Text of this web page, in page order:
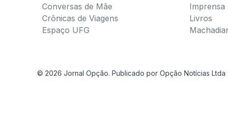
Conversas de Mãe
Crônicas de Viagens
Espaço UFG
Imprensa
Livros
© 2026 Jornal Opção. Publicado por Opção Notícias